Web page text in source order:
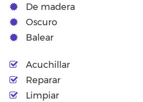
De madera
Oscuro
Balear
Acuchillar
Reparar
Limpiar